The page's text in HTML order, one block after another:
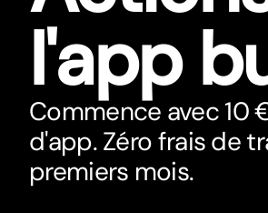
l'app
Commence avec 10
d'app. Zéro frais de
premiers mois.